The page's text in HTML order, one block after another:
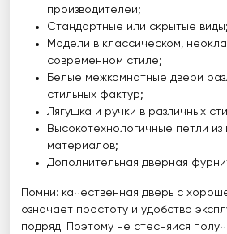
производителей;
Стандартные или скрытые виды;
Модели в классическом,
современном стиле;
Белые межкомнатные двери
стильных фактур;
Лягушка и ручки в различных
Высокотехнологичные петли из
материалов;
Дополнительная дверная
Помни: качественная дверь с
означает простоту и удобство
подряд. Поэтому не стесняйся